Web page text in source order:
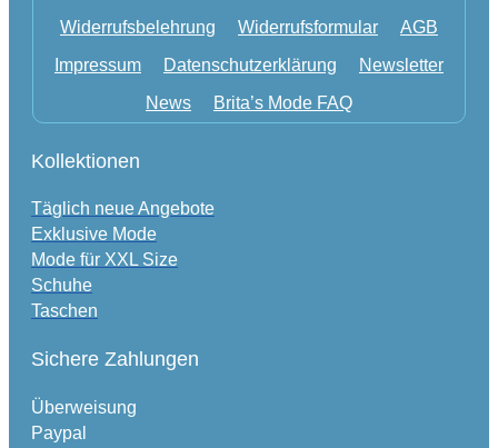
Widerrufsbelehrung
Widerrufsformular
AGB
Impressum
Datenschutzerklärung
Newsletter
News
Brita’s Mode FAQ
Kollektionen
Täglich neue Angebote
Exklusive Mode
Mode für XXL Size
Schuhe
Taschen
Sichere Zahlungen
Überweisung
Paypal